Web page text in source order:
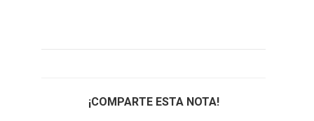
¡COMPARTE ESTA NOTA!